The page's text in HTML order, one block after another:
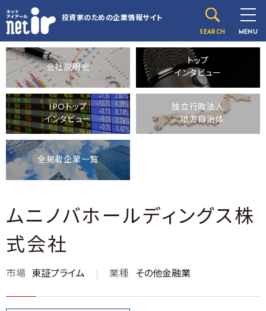
投資家のための企業情報サイト
SEARCH MENU
会社説明会
トップ
インタビュー
IPOトップ
インタビュー
独立行政法人
／地方自治体
全掲載企業一覧
ムニノバホールディングス株
式会社
市場 東証プライム 業種 その他金融業